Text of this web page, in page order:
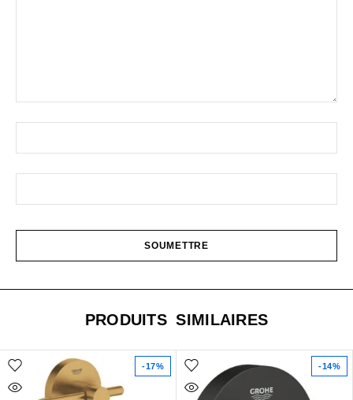
PRODUITS SIMILAIRES
-17% -14%